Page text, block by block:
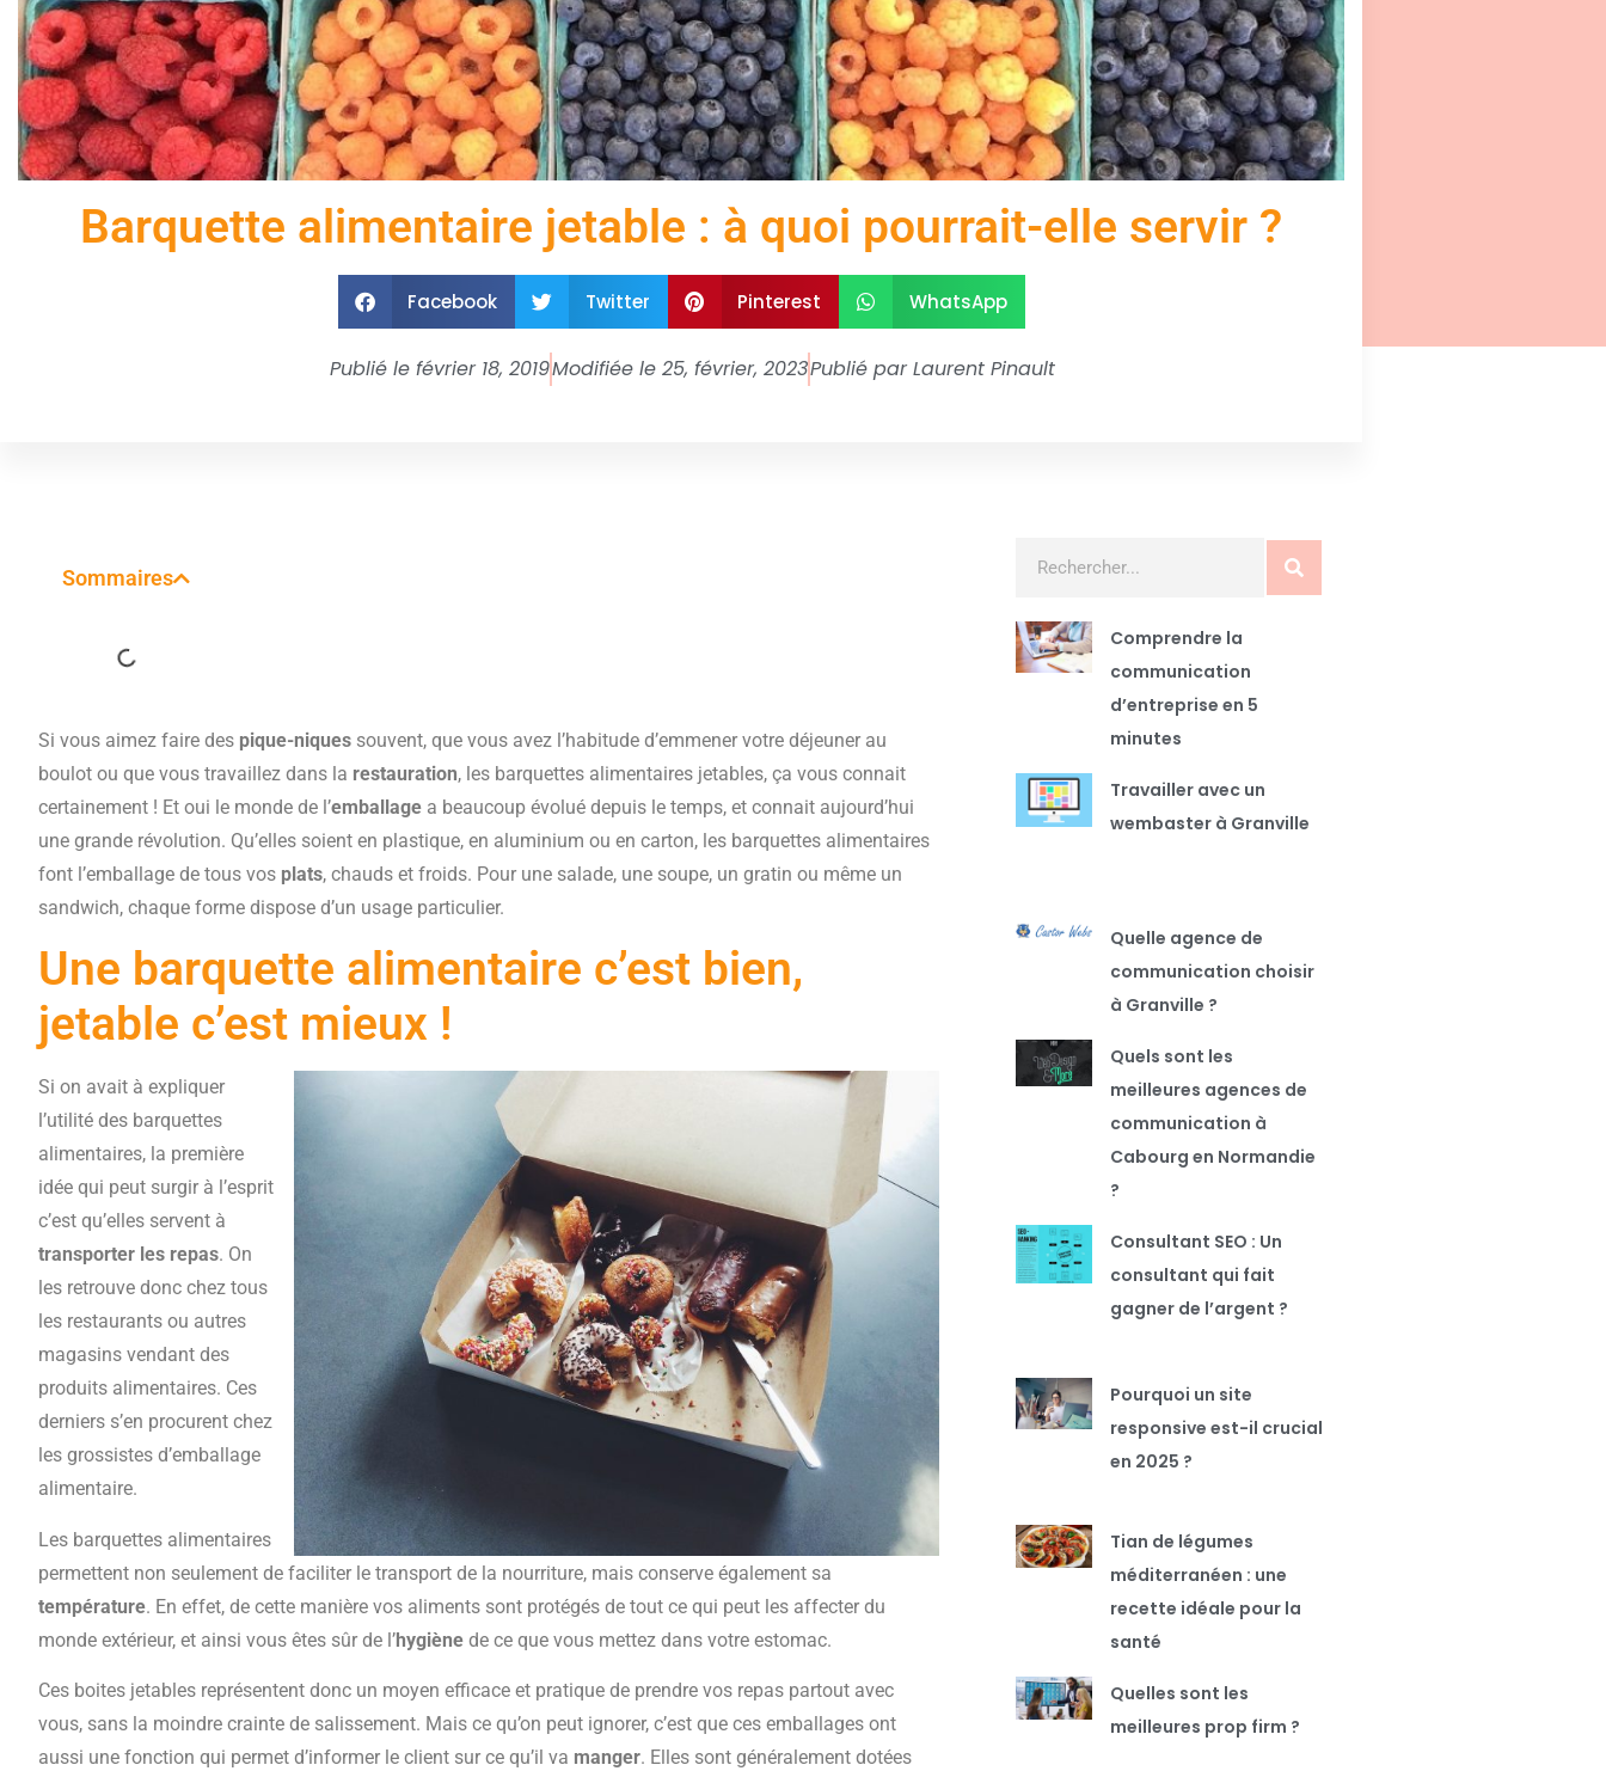
Barquette alimentaire jetable : à quoi pourrait-elle servir ?
Facebook Twitter Pinterest WhatsApp
Publié le février 18, 2019Modifiée le 25, février, 2023Publié parLaurent Pinault
Sommaires
Si vous aimez faire des pique-niques souvent, que vous avez l’habitude d’emmener votre déjeuner au
boulot ou que vous travaillez dans la restauration, les barquettes alimentaires jetables, ça vous connait
certainement ! Et oui le monde de l’emballage a beaucoup évolué depuis le temps, et connait aujourd’hui
une grande révolution. Qu’elles soient en plastique, en aluminium ou en carton, les barquettes alimentaires
font l’emballage de tous vos plats, chauds et froids. Pour une salade, une soupe, un gratin ou même un
sandwich, chaque forme dispose d’un usage particulier.
Une barquette alimentaire c’est bien,
jetable c’est mieux !
Si on avait à expliquer
l’utilité des barquettes
alimentaires, la première
idée qui peut surgir à l’esprit
c’est qu’elles servent à
transporter les repas. On
les retrouve donc chez tous
les restaurants ou autres
magasins vendant des
produits alimentaires. Ces
derniers s’en procurent chez
les grossistes d’emballage
alimentaire.
Les barquettes alimentaires
permettent non seulement de faciliter le transport de la nourriture, mais conserve également sa
température. En effet, de cette manière vos aliments sont protégés de tout ce qui peut les affecter du
monde extérieur, et ainsi vous êtes sûr de l’hygiène de ce que vous mettez dans votre estomac.
Ces boites jetables représentent donc un moyen efficace et pratique de prendre vos repas partout avec
vous, sans la moindre crainte de salissement. Mais ce qu’on peut ignorer, c’est que ces emballages ont
aussi une fonction qui permet d’informer le client sur ce qu’il va manger. Elles sont généralement dotées
Comprendre la
communication
d’entreprise en 5
minutes
Travailler avec un
wembaster à Granville
Quelle agence de
communication choisir
à Granville ?
Quels sont les
meilleures agences de
communication à
Cabourg en Normandie
?
Consultant SEO : Un
consultant qui fait
gagner de l’argent ?
Pourquoi un site
responsive est-il crucial
en 2025 ?
Tian de légumes
méditerranéen : une
recette idéale pour la
santé
Quelles sont les
meilleures prop firm ?